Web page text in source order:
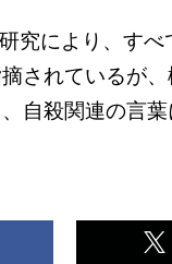
究により、す
されているが
自殺関連の言